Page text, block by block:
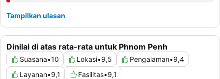
Dinilai di atas rata-rata untuk Phnom Penh
Suasana•10 Lokasi•9,5 Pengalaman•9,4
Layanan•9,1 Fasilitas•9,1
Tampilkan ulasan